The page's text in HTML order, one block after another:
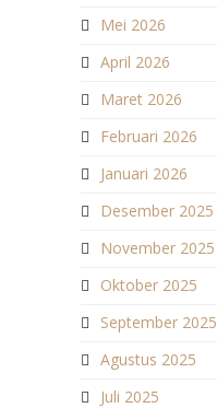
Mei 2026
April 2026
Maret 2026
Februari 2026
Januari 2026
Desember 2025
November 2025
Oktober 2025
September 2025
Agustus 2025
Juli 2025